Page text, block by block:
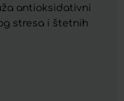
antioksidativni
stresa i štetnih